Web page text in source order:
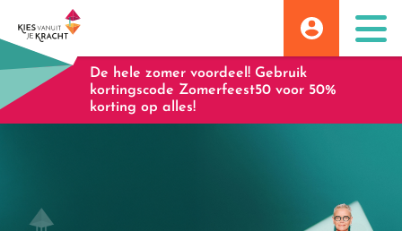
to
content
De hele zomer voordeel! Gebruik
kortingscode Zomerfeest50 voor 50%
korting op alles!